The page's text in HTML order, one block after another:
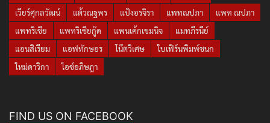
เวียร์ศุกลวัฒน์
แต้วณฐพร แป้งอรจิรา แพทณปภา
แพท ณปภา
แพทริเซีย
แพทริเซียกู๊ด แพนเค้กเขมนิจ
แมทภีรนีย์
แอนสิเรียม
แอฟทักษอร โน๊ตวิเศษ
ใบเฟิร์นพิมพ์ชนก
ใหม่ดาวิกา
ไอซ์อภิษฎา
FIND US ON FACEBOOK